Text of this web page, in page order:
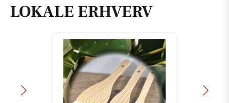
LOKALE ERHVERV